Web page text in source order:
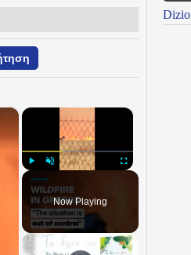
×
Play Fullscreen
Now Playing
×